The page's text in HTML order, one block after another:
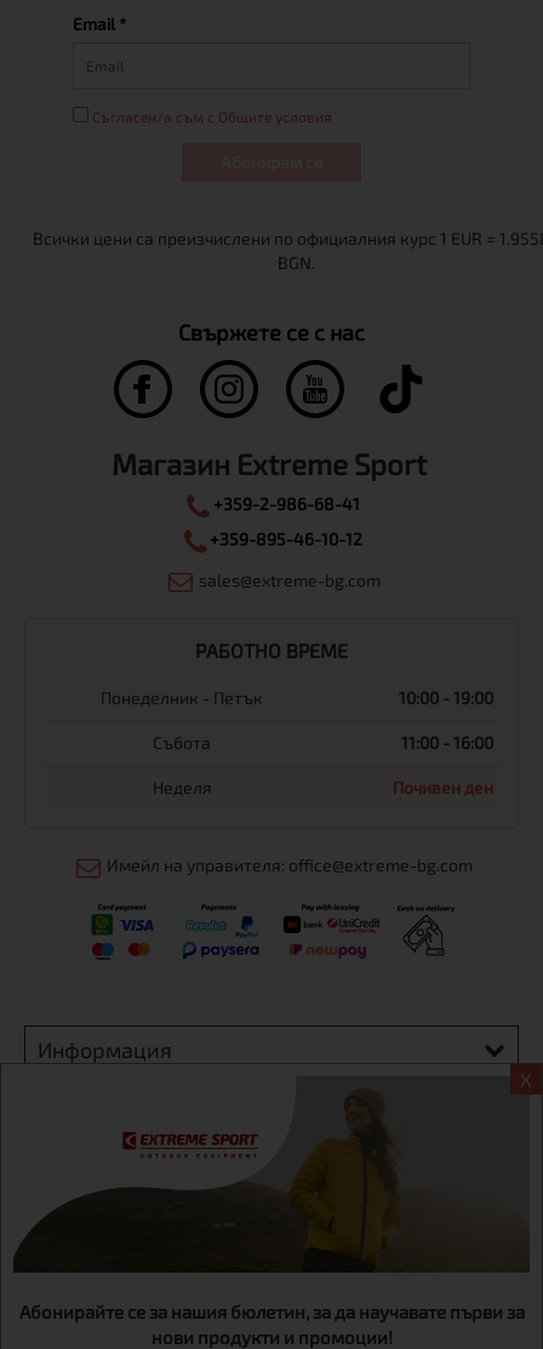
X
Абонирайте се за нашия бюлетин, за да научавате първи за
нови продукти и промоции!
Email *
Съгласен/а съм с Общите условия
Свържете се с нас
Магазин Extreme Sport
+359-2-986-68-41
+359-895-46-10-12
sales@extreme-bg.com
РАБОТНО ВРЕМЕ
Понеделник - Петък 10:00 - 19:00
Събота 11:00 - 16:00
Неделя Почивен ден
Имейл на управителя: office@extreme-bg.com
Информация
гр. София, Овча купел, ул.692, №12, офис 1, магазини
гр.София,бул. Дондуков 42, тел.:+359 895461012